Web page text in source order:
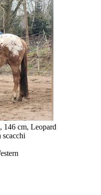
146 cm, Leopard
scacchi